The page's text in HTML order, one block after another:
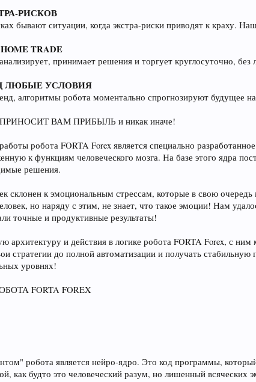
РИСКОВ
бывают ситуации, когда экстра-риски приводят к краху.
TRADE
принимает решения и торгует круглосуточно,
ЛЮБЫЕ УСЛОВИЯ
алгоритмы робота моментально спрогнозируют будущее
ПРИНОСИТ ВАМ ПРИБЫЛЬ и никак иначе!
робота FORTA Forex является специально
к функциям человеческого мозга. На базе этого ядра
решения.
склонен к эмоциональным стрессам, которые в свою
но наряду с этим, не знает, что такое эмоции! Нам
точные и продуктивные результаты!
архитектуру и действия в логике робота FORTA Forex, с
стратегии до полной автоматизации и получать
уровнях!
FORTA FOREX
робота является нейро-ядро. Это код программы,
как будто это человеческий разум, но лишенный